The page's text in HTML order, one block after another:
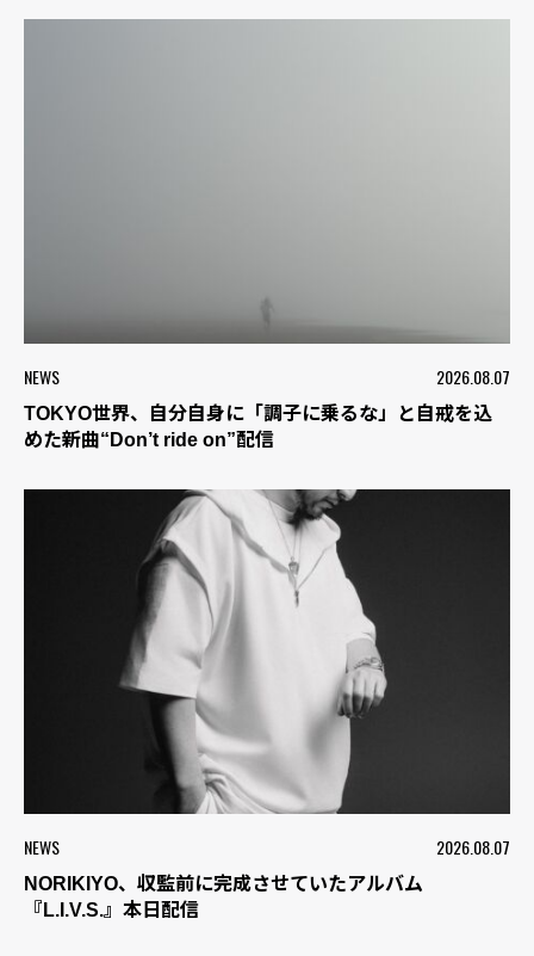
NEWS 2026.08.07
TOKYO世界、自分自身に「調子に乗るな」と自戒を込
めた新曲“Don’t ride on”配信
NEWS 2026.08.07
NORIKIYO、収監前に完成させていたアルバム
『L.I.V.S.』本日配信